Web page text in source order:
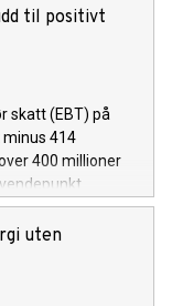
til positivt
skatt (EBT) på
minus 414
400 millioner
uten